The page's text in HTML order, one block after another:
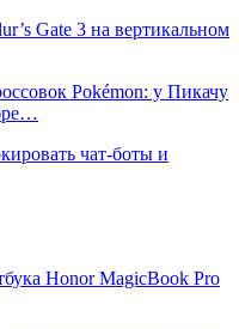
Gate 3 на вертикальном
Pokémon: у Пикачу
чат-боты и
Honor MagicBook Pro